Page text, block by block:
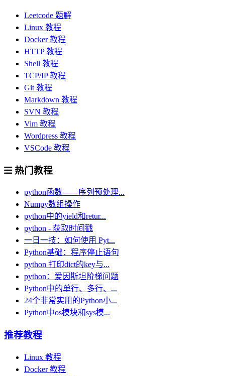
Leetcode 题解
Linux 教程
Docker 教程
HTTP 教程
Shell 教程
TCP/IP 教程
Git 教程
Markdown 教程
SVN 教程
Vim 教程
Wordpress 教程
VSCode 教程
热门教程
python函数——序列预处理...
Numpy数组操作
python中的yield和retur...
python - 获取时间戳
一日一技：如何使用 Pyt...
Python基础：程序停止语句
python 打印dict的key与...
python：爱因斯坦阶梯问题
Python中的单行、多行、...
24个非常实用的Python小...
Python中os模块和sys模...
推荐教程
Linux 教程
Docker 教程